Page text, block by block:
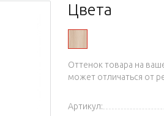
Цвета
Оттенок товара на
может отличаться от
Артикул: